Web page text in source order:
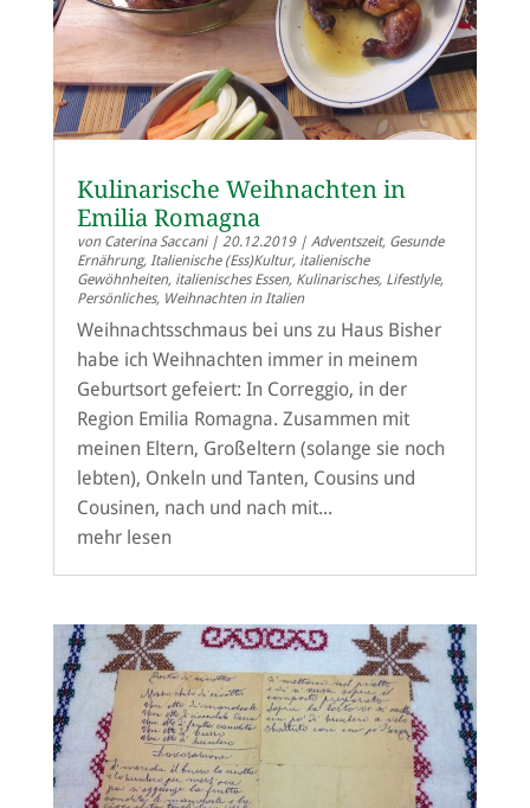
Kulinarische Weihnachten in
Emilia Romagna
von Caterina Saccani| 20.12.2019| Adventszeit, Gesunde
Ernährung, Italienische (Ess)Kultur, italienische
Gewöhnheiten, italienisches Essen, Kulinarisches, Lifestlyle,
Persönliches, Weihnachten in Italien
Weihnachtsschmaus bei uns zu Haus Bisher
habe ich Weihnachten immer in meinem
Geburtsort gefeiert: In Correggio, in der
Region Emilia Romagna. Zusammen mit
meinen Eltern, Großeltern (solange sie noch
lebten), Onkeln und Tanten, Cousins und
Cousinen, nach und nach mit...
mehr lesen